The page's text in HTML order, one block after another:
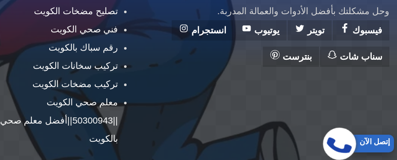
وحل مشكلتك بأفضل الأدوات والعمالة المدربة.
فيسبوك
تويتر يوتيوب انستجرام
سناب شات بنترست
تصليح مضخات الكويت
فني صحي الكويت
رقم سباك بالكويت
تركيب سخانات الكويت
تركيب مضخات الكويت
معلم صحي الكويت
||50300943||أفضل معلم صحي
بالكويت
إتصل الآن